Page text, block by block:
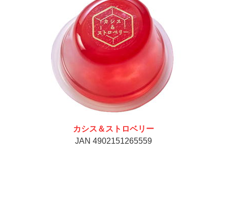
カシス＆ストロベリー
JAN 4902151265559